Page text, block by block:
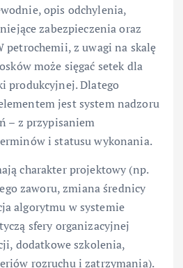
opis odchylenia,
zabezpieczenia oraz
petrochemii, z uwagi na skalę
może sięgać setek dla
produkcyjnej. Dlatego
jest system nadzoru
– z przypisaniem
i statusu wykonania.
charakter projektowy (np.
zaworu, zmiana średnicy
algorytmu w systemie
sfery organizacyjnej
dodatkowe szkolenia,
rozruchu i zatrzymania).